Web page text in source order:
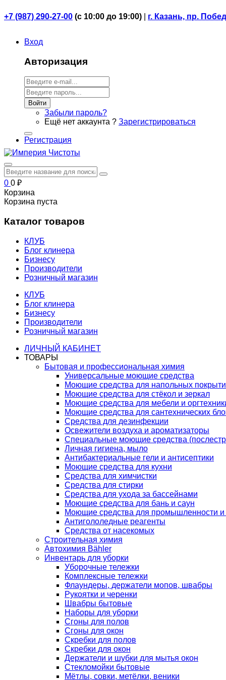
+7 (987) 290-27-00 (с 10:00 до 19:00) г. Казань, пр.
Вход
Авторизация
Войти
Забыли пароль?
Ещё нет аккаунта ? Зарегистрироваться
Регистрация
0 0 ₽
Корзина
Корзина пуста
Каталог товаров
КЛУБ
Блог клинера
Бизнесу
Производители
Розничный магазин
КЛУБ
Блог клинера
Бизнесу
Производители
Розничный магазин
ЛИЧНЫЙ КАБИНЕТ
ТОВАРЫ
Бытовая и профессиональная химия
Универсальные моющие средства
Моющие средства для напольных
Моющие средства для стёкол и зеркал
Моющие средства для мебели и
Моющие средства для сантехнических
Средства для дезинфекции
Освежители воздуха и ароматизаторы
Специальные моющие средства
Личная гигиена, мыло
Антибактериальные гели и антисептики
Моющие средства для кухни
Средства для химчистки
Средства для стирки
Средства для ухода за бассейнами
Моющие средства для бань и саун
Моющие средства для промышленности и
Антигололедные реагенты
Средства от насекомых
Строительная химия
Автохимия Bähler
Инвентарь для уборки
Уборочные тележки
Комплексные тележки
Флаундеры, держатели мопов, швабры
Рукоятки и черенки
Швабры бытовые
Наборы для уборки
Сгоны для полов
Сгоны для окон
Скребки для полов
Скребки для окон
Держатели и шубки для мытья окон
Стекломойки бытовые
Мётлы, совки, метёлки, веники